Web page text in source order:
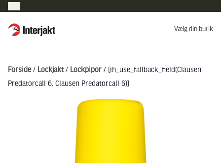
Interjakt DK Vælg din butik
Forside/ Lockjakt/ Lockpipor / [ih_use_fallback_field(Clausen
Predatorcall 6, Clausen Predatorcall 6)]